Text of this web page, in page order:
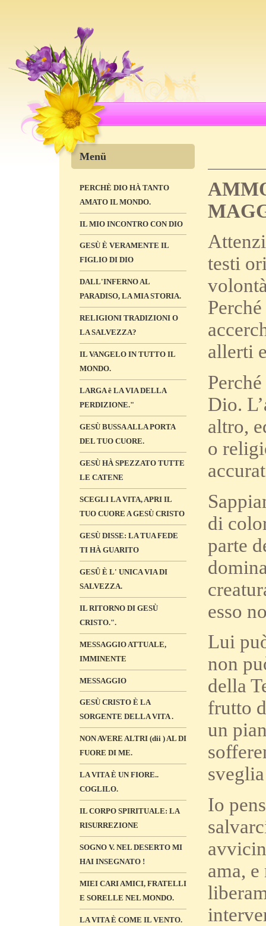
Menü
PERCHÈ DIO HÀ TANTO
AMATO IL MONDO.
IL MIO INCONTRO CON DIO
GESÙ È VERAMENTE IL
FIGLIO DI DIO
DALL'INFERNO AL
PARADISO, LA MIA STORIA.
RELIGIONI TRADIZIONI O
LA SALVEZZA?
IL VANGELO IN TUTTO IL
MONDO.
LARGA ê LA VIA DELLA
PERDIZIONE."
GESÙ BUSSA ALLA PORTA
DEL TUO CUORE.
GESÙ HÀ SPEZZATO TUTTE
LE CATENE
SCEGLI LA VITA, APRI IL
TUO CUORE A GESÙ CRISTO
GESÙ DISSE: LA TUA FEDE
TI HÀ GUARITO
GESÛ È L' UNICA VIA DI
SALVEZZA.
IL RITORNO DI GESÙ
CRISTO.".
MESSAGGIO ATTUALE,
IMMINENTE
MESSAGGIO
GESÙ CRISTO È LA
SORGENTE DELLA VITA .
NON AVERE ALTRI (dii ) AL DI
FUORE DI ME.
LA VITA È UN FIORE..
COGLILO.
IL CORPO SPIRITUALE: LA
RISURREZIONE
SOGNO V. NEL DESERTO MI
HAI INSEGNATO !
MIEI CARI AMICI, FRATELLI
E SORELLE NEL MONDO.
LA VITA È COME IL VENTO.
testi
allerti
Dio.
altro,
o
di
parte
esso
Lui
non
della
frutto
un
Io
ama,